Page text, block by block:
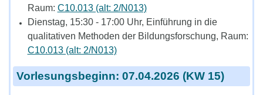
Raum: C10.013 (alt: 2/N013)
Dienstag, 15:30 - 17:00 Uhr, Einführung in die
qualitativen Methoden der Bildungsforschung, Raum:
C10.013 (alt: 2/N013)
Vorlesungsbeginn: 07.04.2026 (KW 15)